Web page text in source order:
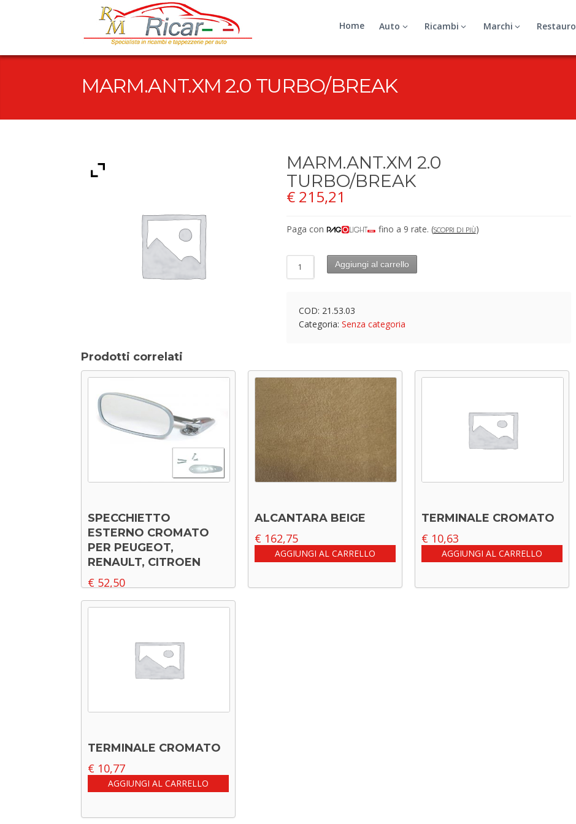
Home Auto Ricambi Marchi Restauro
MARM.ANT.XM 2.0 TURBO/BREAK
MARM.ANT.XM 2.0
TURBO/BREAK
€ 215,21
Paga con fino a 9 rate. (SCOPRI DI PIÙ)
Aggiungi al carrello
COD: 21.53.03
Categoria: Senza categoria
Prodotti correlati
SPECCHIETTO
ESTERNO CROMATO
PER PEUGEOT,
RENAULT, CITROEN
€ 52,50
ALCANTARA BEIGE
€ 162,75
AGGIUNGI AL CARRELLO
TERMINALE CROMATO
€ 10,63
AGGIUNGI AL CARRELLO
TERMINALE CROMATO
€ 10,77
AGGIUNGI AL CARRELLO